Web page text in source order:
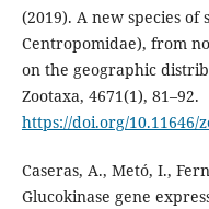
(2019). A new species of
Centropomidae), from
on the geographic
Zootaxa, 4671(1), 81–92.
https://doi.org/10.11646/
Caseras, A., Metó, I.,
Glucokinase gene